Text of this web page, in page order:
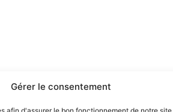
Gérer le consentement